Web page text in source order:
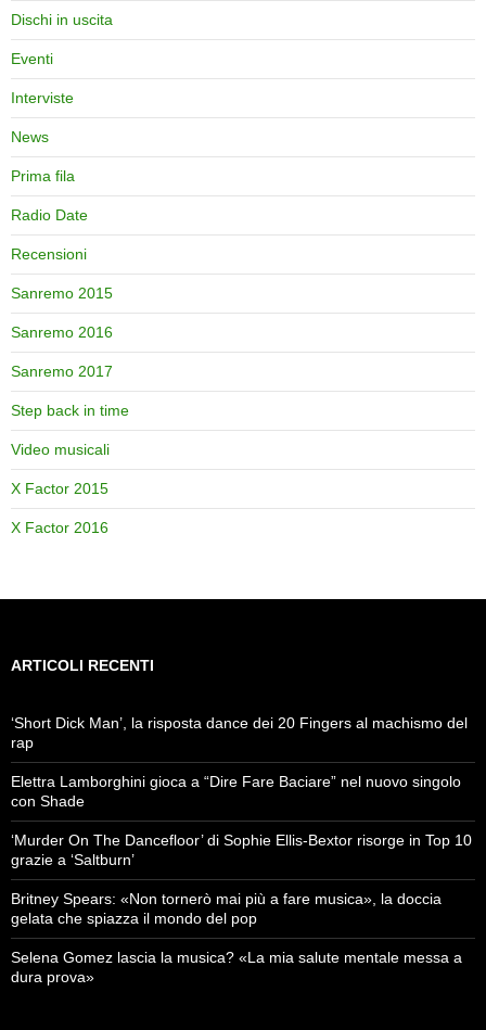
Dischi in uscita
Eventi
Interviste
News
Prima fila
Radio Date
Recensioni
Sanremo 2015
Sanremo 2016
Sanremo 2017
Step back in time
Video musicali
X Factor 2015
X Factor 2016
ARTICOLI RECENTI
‘Short Dick Man’, la risposta dance dei 20 Fingers al machismo del
rap
Elettra Lamborghini gioca a “Dire Fare Baciare” nel nuovo singolo
con Shade
‘Murder On The Dancefloor’ di Sophie Ellis-Bextor risorge in Top 10
grazie a ‘Saltburn’
Britney Spears: «Non tornerò mai più a fare musica», la doccia
gelata che spiazza il mondo del pop
Selena Gomez lascia la musica? «La mia salute mentale messa a
dura prova»